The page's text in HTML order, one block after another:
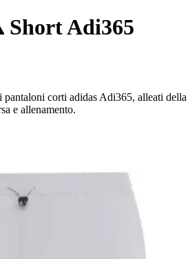
Short Adi365
corti adidas Adi365, alleati della
e allenamento.